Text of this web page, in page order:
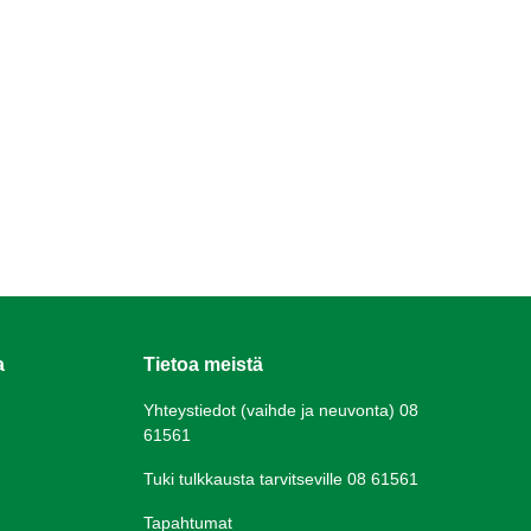
Tietoa meistä
Yhteystiedot (vaihde ja neuvonta) 08
61561
Tuki tulkkausta tarvitseville 08 61561
Tapahtumat